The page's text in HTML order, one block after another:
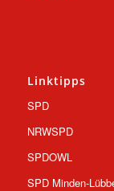
Linktipps
SPD
NRWSPD
SPDOWL
SPD Minden-